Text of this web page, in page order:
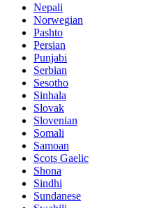
Nepali
Norwegian
Pashto
Persian
Punjabi
Serbian
Sesotho
Sinhala
Slovak
Slovenian
Somali
Samoan
Scots Gaelic
Shona
Sindhi
Sundanese